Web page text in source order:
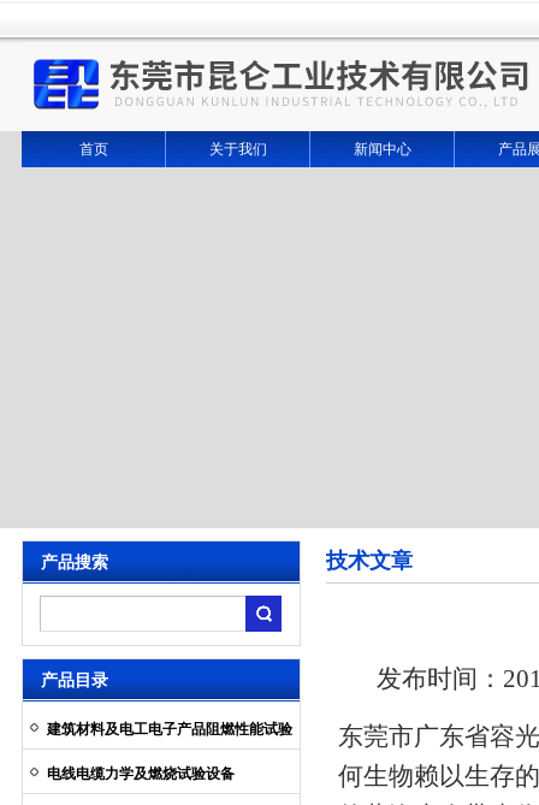
首页 关于我们 新闻中心 产品
产品搜索
产品目录
建筑材料及电工电子产品阻燃性能试验
电线电缆力学及燃烧试验设备
技术文章
发布时间：
东莞市广东省容
何生物赖以生存